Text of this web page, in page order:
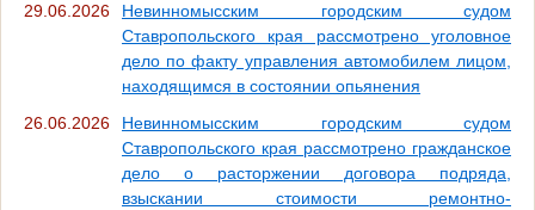
29.06.2026
Невинномысским городским судом
Ставропольского края рассмотрено уголовное
дело по факту управления автомобилем лицом,
находящимся в состоянии опьянения
26.06.2026
Невинномысским городским судом
Ставропольского края рассмотрено гражданское
дело о расторжении договора подряда,
взыскании стоимости ремонтно-